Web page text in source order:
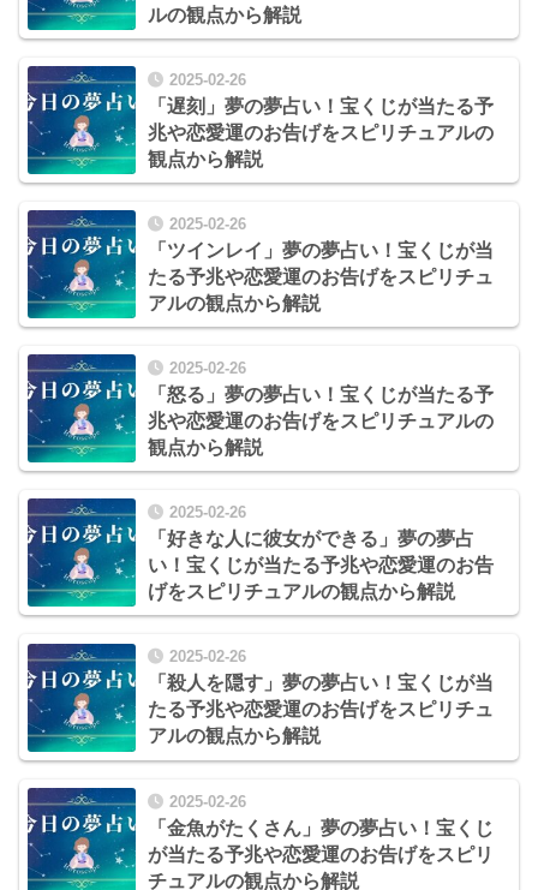
ルの観点から解説
2025-02-26
「遅刻」夢の夢占い！宝くじが当たる予
兆や恋愛運のお告げをスピリチュアルの
観点から解説
2025-02-26
「ツインレイ」夢の夢占い！宝くじが当
たる予兆や恋愛運のお告げをスピリチュ
アルの観点から解説
2025-02-26
「怒る」夢の夢占い！宝くじが当たる予
兆や恋愛運のお告げをスピリチュアルの
観点から解説
2025-02-26
「好きな人に彼女ができる」夢の夢占
い！宝くじが当たる予兆や恋愛運のお告
げをスピリチュアルの観点から解説
2025-02-26
「殺人を隠す」夢の夢占い！宝くじが当
たる予兆や恋愛運のお告げをスピリチュ
アルの観点から解説
2025-02-26
「金魚がたくさん」夢の夢占い！宝くじ
が当たる予兆や恋愛運のお告げをスピリ
チュアルの観点から解説